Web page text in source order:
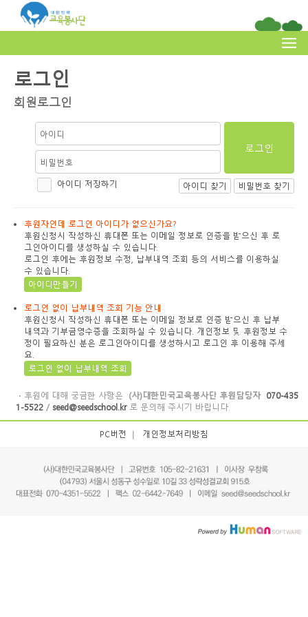
로그인
회원로그인
아이디 저장하기 아이디 찾기 비밀번호 찾기
후원자인데 로그인 아이디가 없으신가요?
후원신청시 작성하신 휴대폰 또는 이메일 정보로 인증을 받으신 후 로
그인아이디를 생성하실 수 있습니다.
로그인 후에는 후원정보 수정, 납부내역 조회 등의 서비스를 이용하실
수 있습니다.
아이디만들기
로그인 없이 납부내역 조회 기능 안내
후원신청시 작성하신 휴대폰 또는 이메일 정보로 인증 받으신 후 납부
내역과 기부금영수증을 조회하실 수 있습니다. 개인정보 및 후원정보 수
정이 필요하신 분은 로그인아이디를 생성하시고 로그인 후 이용해 주세
요.
로그인 없이 납부내역 조회
ㆍ후원에 대해 궁금한 사항은 (사)대한민국교육봉사단 후원담당자 070-435
1-5522 / seed@seedschool.kr로 문의해 주시기 바랍니다.
PC버전 | 개인정보처리방침